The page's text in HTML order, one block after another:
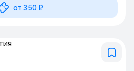
от 350 ₽